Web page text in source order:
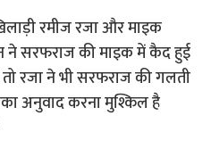
रमीज रजा और माइक
ने सरफराज की माइक में कैद हुई
रजा ने भी सरफराज की गलती
अनुवाद करना मुश्किल है